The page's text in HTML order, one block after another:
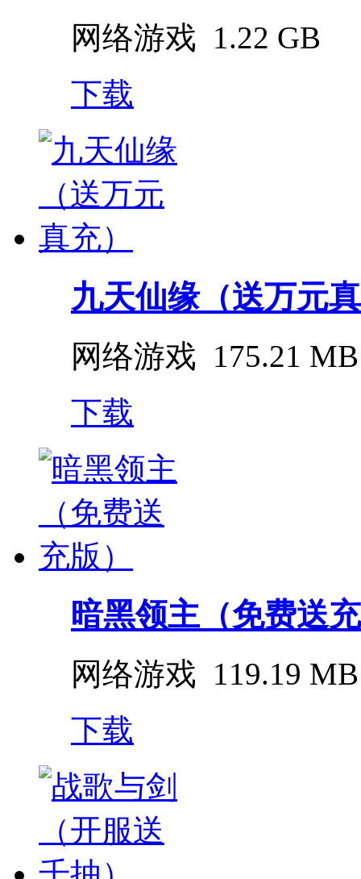
网络游戏 1.22 GB
下载
九天仙缘（送万元
网络游戏 175.21 MB
下载
暗黑领主（免费送
网络游戏 119.19 MB
下载